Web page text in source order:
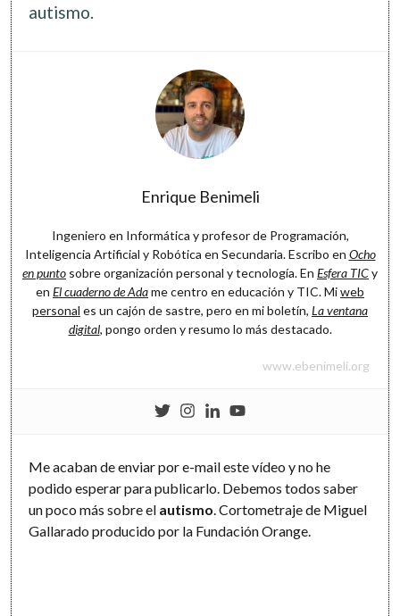
autismo.
Enrique Benimeli
Ingeniero en Informática y profesor de Programación,
Inteligencia Artificial y Robótica en Secundaria. Escribo en Ocho
en punto sobre organización personal y tecnología. En Esfera TICy
en El cuaderno de Adame centro en educación y TIC. Miweb
personal es un cajón de sastre, pero en mi boletín, La ventana
digital, pongo orden y resumo lo más destacado.
www.ebenimeli.org
Me acaban de enviar por e-mail este vídeo y no he
podido esperar para publicarlo. Debemos todos saber
un poco más sobre el autismo . Cortometraje de Miguel
Gallarado producido por la Fundación Orange.